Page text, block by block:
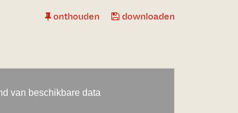
onthouden downloaden